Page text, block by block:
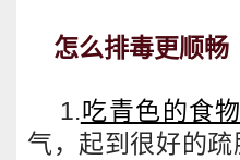
怎么排毒更顺畅
1.吃青色的食物
气，起到很好的